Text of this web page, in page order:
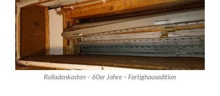
Rolladenkasten – 60er Jahre – Fertighausedition